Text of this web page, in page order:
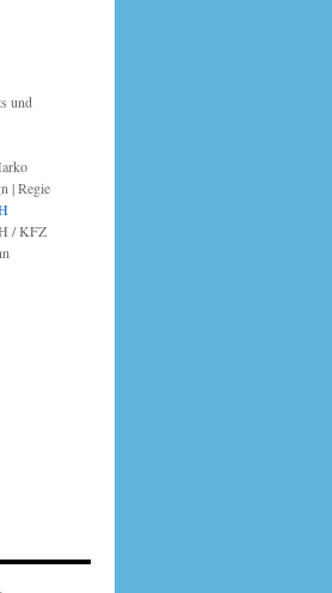
und
| Regie
/ KFZ